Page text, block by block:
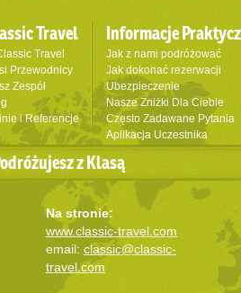
Travel
Travel
Przewodnicy
Zespół
i Referencje
Informacje
Jak z nami podróżować
Jak dokonać rezerwacji
Ubezpieczenie
Nasze Zniżki Dla Ciebie
Często Zadawane Pytania
Aplikacja Uczestnika
z Klasą
Na stronie:
www.classic-travel.com
email: classic@classic-
travel.com